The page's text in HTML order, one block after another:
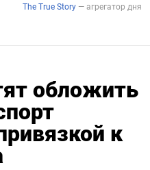
обложить
к